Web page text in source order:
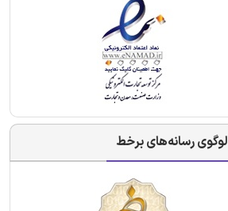
لوگوی رسانه‌های برخط